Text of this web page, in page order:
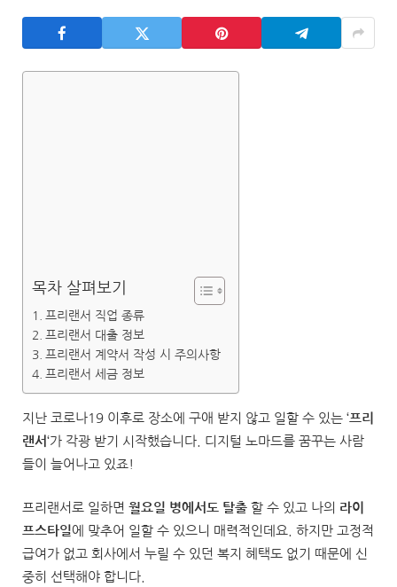
목차 살펴보기
프리랜서 직업 종류
프리랜서 대출 정보
프리랜서 계약서 작성 시 주의사항
프리랜서 세금 정보
지난 코로나19 이후로 장소에 구애 받지 않고 일할 수 있는 ‘프리
랜서 ‘가 각광 받기 시작했습니다. 디지털 노마드를 꿈꾸는 사람
들이 늘어나고 있죠!
프리랜서로 일하면 월요일 병에서도 탈출 할 수 있고 나의 라이
프스타일에 맞추어 일할 수 있으니 매력적인데요. 하지만 고정적
급여가 없고 회사에서 누릴 수 있던 복지 혜택도 없기 때문에 신
중히 선택해야 합니다.